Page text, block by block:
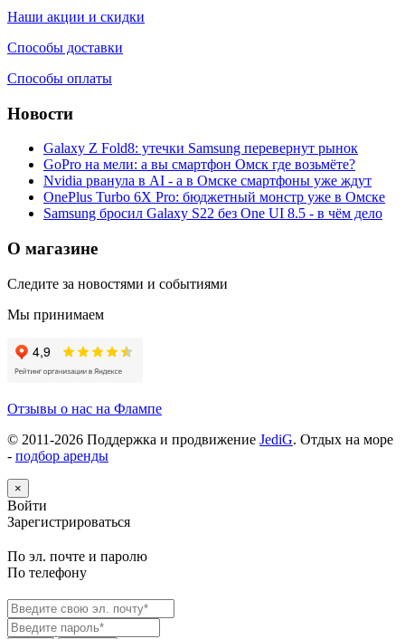
Наши акции и скидки
Способы доставки
Способы оплаты
Новости
Galaxy Z Fold8: утечки Samsung перевернут рынок
GoPro на мели: а вы смартфон Омск где возьмёте?
Nvidia рванула в AI - а в Омске смартфоны уже ждут
OnePlus Turbo 6X Pro: бюджетный монстр уже в Омске
Samsung бросил Galaxy S22 без One UI 8.5 - в чём дело
О магазине
Следите за новостями и событиями
Мы принимаем
Отзывы о нас на Флампе
© 2011-2026 Поддержка и продвижение JediG. Отдых на море
- подбор аренды
×
Войти
Зарегистрироваться
По эл. почте и паролю
По телефону